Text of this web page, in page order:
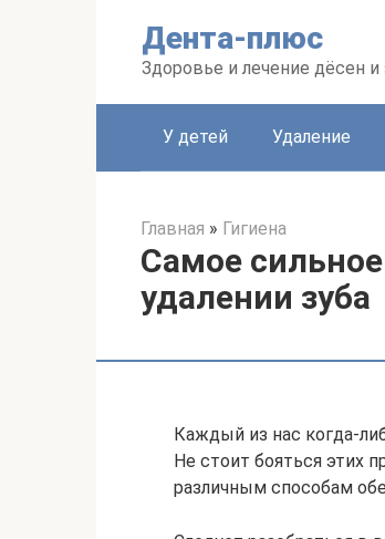
Дента-плюс
Здоровье и лечение дёсен и
У детей Удаление
Главная » Гигиена
Самое
удалении зуба
Каждый из нас когда-
Не стоит бояться этих
различным способам